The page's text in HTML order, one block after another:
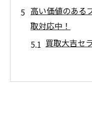
高い価値のある
取対応中！
買取大吉セ